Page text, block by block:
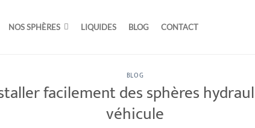
NOS SPHÈRES LIQUIDES BLOG CONTACT
BLOG
facilement des sphères
véhicule